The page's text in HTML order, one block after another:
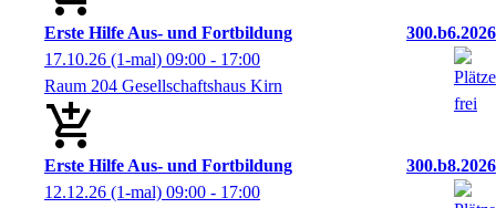
Erste Hilfe Aus- und Fortbildung
300.b6.2026
17.10.26 (1-mal) 09:00 - 17:00
Raum 204 Gesellschaftshaus Kirn
Erste Hilfe Aus- und Fortbildung
300.b8.2026
12.12.26 (1-mal) 09:00 - 17:00